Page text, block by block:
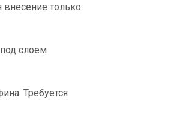
только
слоем
Требуется